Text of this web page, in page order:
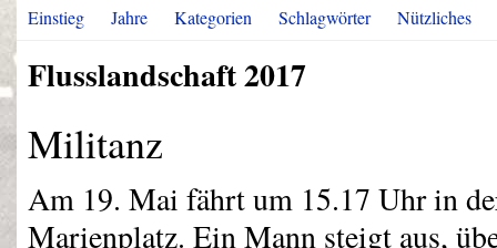
Einstieg Jahre Kategorien Schlagwörter Nützliches
Flusslandschaft 2017
Militanz
Am 19. Mai fährt um 15.17 Uhr in
Marienplatz. Ein Mann steigt aus,